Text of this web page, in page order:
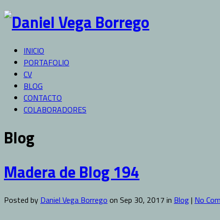
INICIO
PORTAFOLIO
CV
BLOG
CONTACTO
COLABORADORES
Blog
Madera de Blog 194
Posted by Daniel Vega Borrego on Sep 30, 2017 in Blog| No